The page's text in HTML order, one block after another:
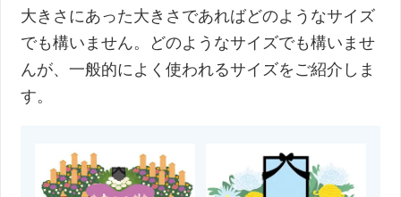
大きさにあった大きさであればどのようなサイズ
でも構いません。どのようなサイズでも構いませ
んが、一般的によく使われるサイズをご紹介しま
す。